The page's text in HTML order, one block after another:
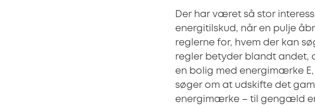
Der har været så stor
energitilskud, når en pulje
reglerne for, hvem der kan
regler betyder blandt andet,
en bolig med energimærke E,
søger om at udskifte det
energimærke – til gengæld er